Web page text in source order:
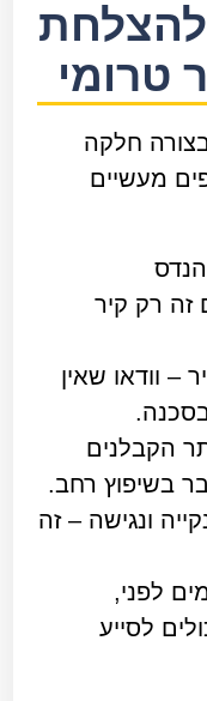
להצלחת
טרומי
חלקה
מעשיים
זה רק קיר
– וודאו שאין
הקבלנים
בשיפוץ רחב.
ונגישה – זה
לפני,
לסייע